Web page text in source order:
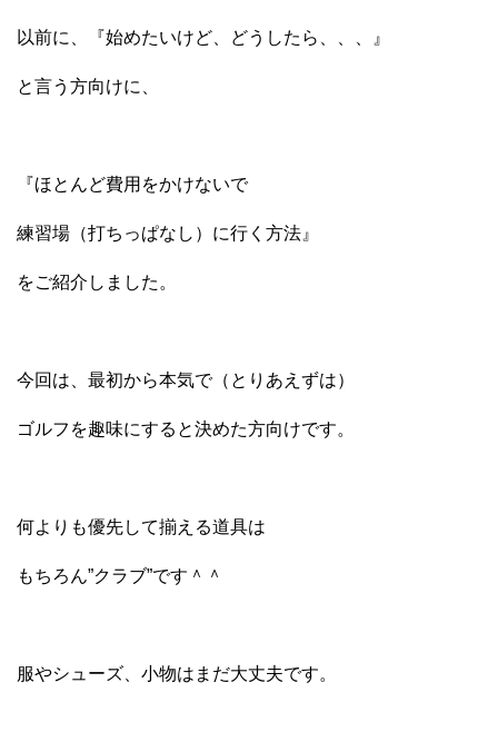
以前に、『始めたいけど、どうしたら、、、』
と言う方向けに、
『ほとんど費用をかけないで
練習場（打ちっぱなし）に行く方法』
をご紹介しました。
今回は、最初から本気で（とりあえずは）
ゴルフを趣味にすると決めた方向けです。
何よりも優先して揃える道具は
もちろん”クラブ”です＾＾
服やシューズ、小物はまだ大丈夫です。